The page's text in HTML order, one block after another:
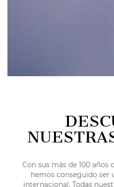
Con sus más de 100 años
hemos conseguido ser
internacional. Todas